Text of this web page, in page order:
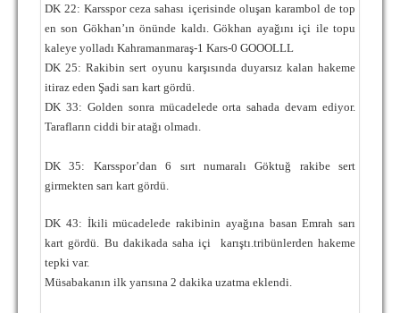
DK 22: Karsspor ceza sahası içerisinde oluşan karambol de top
en son Gökhan’ın önünde kaldı. Gökhan ayağını içi ile topu
kaleye yolladı Kahramanmaraş-1 Kars-0 GOOOLLL
DK 25: Rakibin sert oyunu karşısında duyarsız kalan hakeme
itiraz eden Şadi sarı kart gördü.
DK 33: Golden sonra mücadelede orta sahada devam ediyor.
Tarafların ciddi bir atağı olmadı.
DK 35: Karsspor’dan 6 sırt numaralı Göktuğ rakibe sert
girmekten sarı kart gördü.
DK 43: İkili mücadelede rakibinin ayağına basan Emrah sarı
kart gördü. Bu dakikada saha içi
karıştı.tribünlerden hakeme
tepki var.
Müsabakanın ilk yarısına 2 dakika uzatma eklendi.